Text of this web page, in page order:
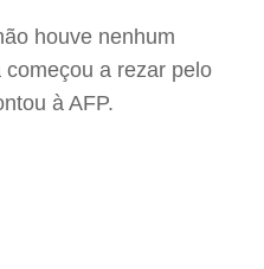
houve nenhum
a rezar pelo
à AFP.